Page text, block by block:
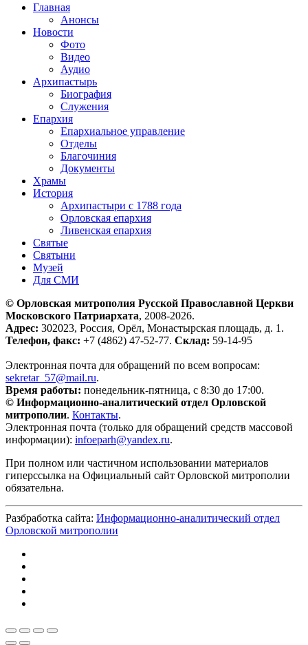
Главная
Анонсы
Новости
Фото
Видео
Аудио
Архипастырь
Биография
Служения
Епархия
Епархиальное управление
Отделы
Благочиния
Документы
Храмы
История
Архипастыри с 1788 года
Орловская епархия
Ливенская епархия
Святые
Святыни
Музей
Для СМИ
© Орловская митрополия Русской Православной Церкви
Московского Патриархата, 2008-2026.
Адрес: 302023, Россия, Орёл, Монастырская площадь, д. 1.
Телефон, факс: +7 (4862) 47-52-77. Склад: 59-14-95
Электронная почта для обращений по всем вопросам:
sekretar_57@mail.ru.
Время работы: понедельник-пятница, с 8:30 до 17:00.
© Информационно-аналитический отдел Орловской
митрополии. Контакты.
Электронная почта (только для обращений средств массовой
информации): infoeparh@yandex.ru.
При полном или частичном использовании материалов
гиперссылка на Официальный сайт Орловской митрополии
обязательна.
Разбработка сайта: Информационно-аналитический отдел
Орловской митрополии